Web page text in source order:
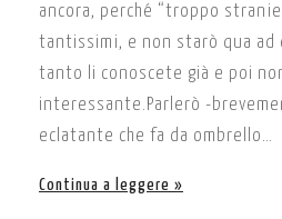
ancora, perché “troppo
tantissimi, e non starò qua ad
tanto li conoscete già e poi
interessante.Parlerò -
eclatante che fa da ombrello…
Continua a leggere